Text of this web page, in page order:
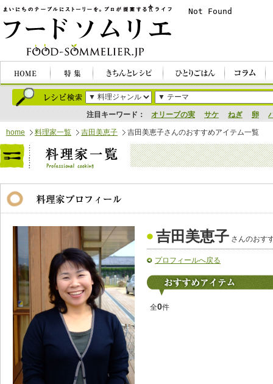
注目キーワード： オリーブの実 サケ ねぎ 卵
home 料理家一覧 吉田美恵子 吉田美恵子さんのおすすめアイテム一覧
吉田美恵子 さんのおす
プロフィールへ戻る
全0件